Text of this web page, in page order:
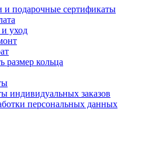
и подарочные сертификаты
уход
размер кольца
индивидуальных заказов
персональных данных